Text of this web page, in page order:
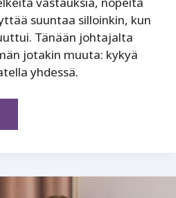
suuntaa silloinkin, kun
Tänään johtajalta
jotakin muuta: kykyä
yhdessä.